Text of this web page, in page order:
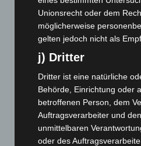
Dezember 2024(89)
November 2024(94)
September 2024
August 2024
(107)
Juli 2024(89)
Juni 2024(107)
Mai 2024(149)
Unionsrecht oder dem
möglicherweise
gelten jedoch nicht als
j) Dritter
Dritter ist eine natürliche
Behörde, Einrichtung oder
betroffenen Person, dem
Auftragsverarbeiter und
unmittelbaren
oder des